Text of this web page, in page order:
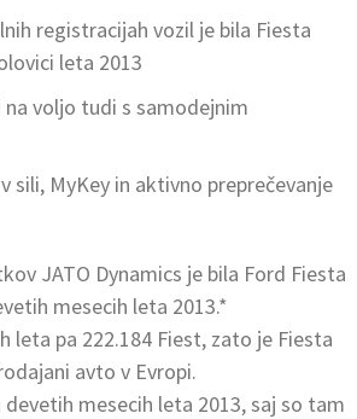
registracijah vozil je bila Fiesta
leta 2013
voljo tudi s samodejnim
sili, MyKey in aktivno preprečevanje
JATO Dynamics je bila Ford Fiesta
mesecih leta 2013.*
leta pa 222.184 Fiest, zato je Fiesta
avto v Evropi.
mesecih leta 2013, saj so tam